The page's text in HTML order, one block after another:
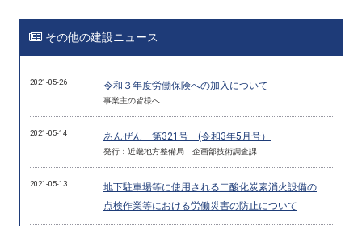
その他の建設ニュース
2021-05-26 令和３年度労働保険への加入について
事業主の皆様へ
2021-05-14 あんぜん 第321号 (令和3年5月号）
発行：近畿地方整備局 企画部技術調査課
2021-05-13
地下駐車場等に使用される二酸化炭素消火設備の
点検作業等における労働災害の防止について